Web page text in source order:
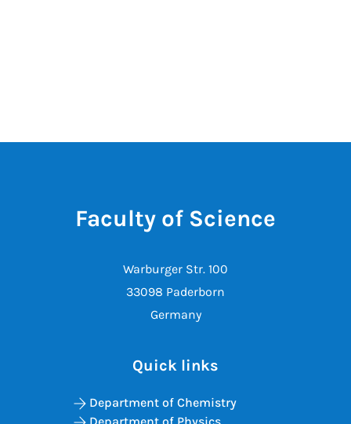
Faculty of Science
Warburger Str. 100
33098 Paderborn
Germany
Quick links
Department of Chemistry